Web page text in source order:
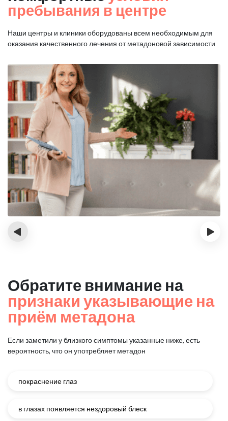
пребывания в центре
Наши центры и клиники оборудованы всем необходимым для
оказания качественного лечения от метадоновой зависимости
‹ ›
Обратите внимание на
признаки указывающие на
приём метадона
Если заметили у близкого симптомы указанные ниже, есть
вероятность, что он употребляет метадон
покраснение глаз
в глазах появляется нездоровый блеск